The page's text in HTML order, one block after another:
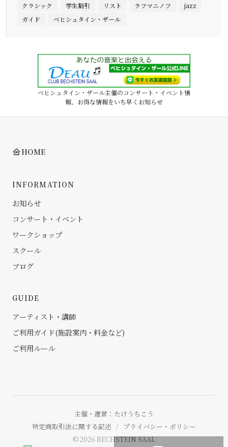
クラシック
学生割引 リスト ラフマニノフ
jazz
ガイド
ベヒシュタイン・ザール
ベヒシュタイン・ザール主催のコンサート・イベント情
報、お得な情報をいち早くお知らせ
HOME
INFORMATION
お知らせ
コンサート・イベント
ワークショップ
スクール
ブログ
GUIDE
アーティスト・講師
ご利用ガイド(施設案内・料金など)
ご利用ルール
主催・運営： たけうちこう
特定商取引法に関する記述 /
プライバシー・ポリシー
© 2026 BECHSTEIN SAAL